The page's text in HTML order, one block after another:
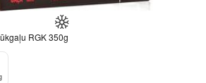
RGK 350g